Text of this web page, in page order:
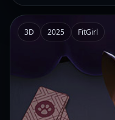
3D 2025 FitGirl